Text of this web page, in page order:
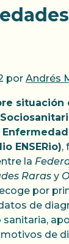
por Andrés
situación
ENSERio),
la
Raras y
por
de
de